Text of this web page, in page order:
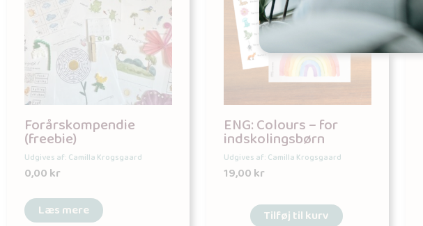
Forårskompendie
(freebie)
Udgives af: Camilla Krogsgaard
0,00kr
Læs mere
ENG: Colours – for
indskolingsbørn
Udgives af: Camilla Krogsgaard
19,00kr
Tilføj til kurv